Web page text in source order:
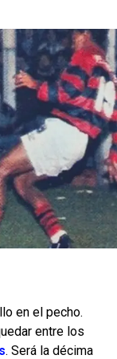
en el pecho.
entre los
. Será la décima